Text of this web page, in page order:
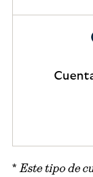
* Este tipo de